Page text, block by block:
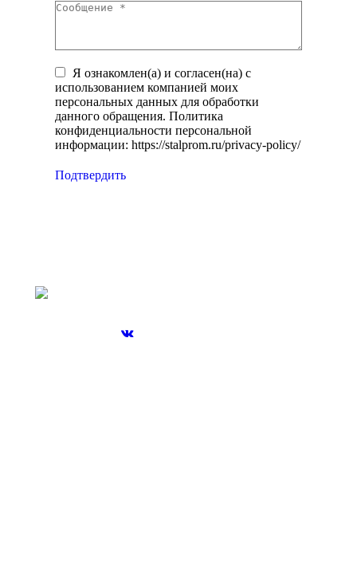
Сообщение *
Я ознакомлен(а) и согласен(на) с
использованием компанией моих
персональных данных для обработки
данного обращения. Политика
конфиденциальности персональной
информации: https://stalprom.ru/privacy-policy/
Подтвердить